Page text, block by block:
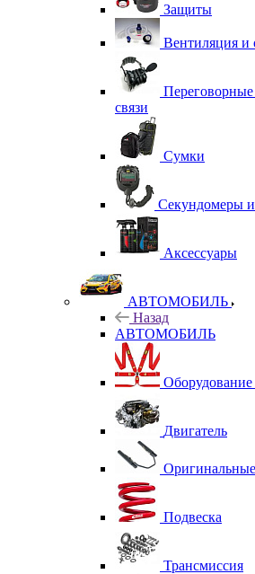
Защиты
Вентиляция и
Переговорные
связи
Сумки
Секундомеры
Аксессуары
АВТОМОБИЛЬ
Назад
АВТОМОБИЛЬ
Оборудование
Двигатель
Подвеска
Трансмиссия